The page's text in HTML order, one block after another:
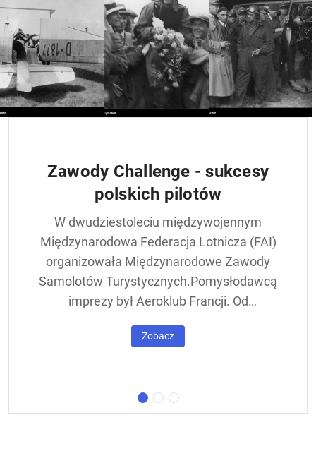
Zawody Challenge - sukcesy
polskich pilotów
W dwudziestoleciu międzywojennym
Międzynarodowa Federacja Lotnicza (FAI)
organizowała Międzynarodowe Zawody
Samolotów Turystycznych.Pomysłodawcą
imprezy był Aeroklub Francji. Od
de Tourisme – zawody nazywane były w
trasie znajdowała się m.in. Warszawa.
Zobacz